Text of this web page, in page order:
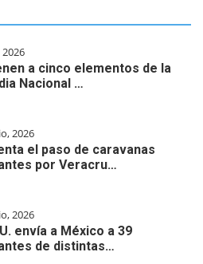
a cinco elementos de la
Nacional …
2026
el paso de caravanas
por Veracru…
2026
envía a México a 39
de distintas…